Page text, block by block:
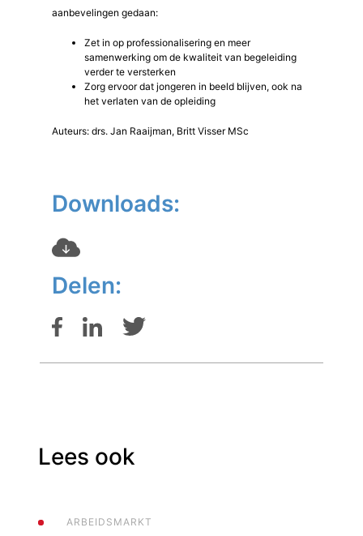
aanbevelingen gedaan:
Zet in op professionalisering en meer
samenwerking om de kwaliteit van begeleiding
verder te versterken
Zorg ervoor dat jongeren in beeld blijven, ook na
het verlaten van de opleiding
Auteurs: drs. Jan Raaijman, Britt Visser MSc
Downloads:
Delen:
Lees ook
ARBEIDSMARKT